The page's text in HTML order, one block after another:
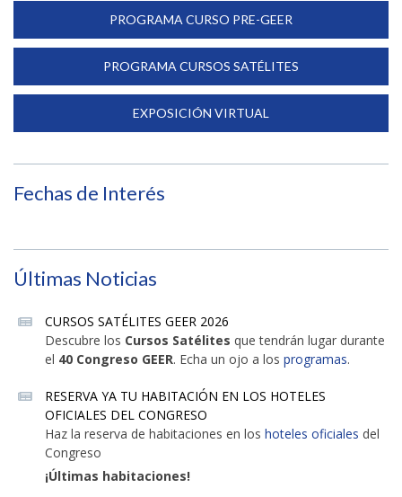
PROGRAMA CURSO PRE-GEER
PROGRAMA CURSOS SATÉLITES
EXPOSICIÓN VIRTUAL
Fechas de Interés
Últimas Noticias
CURSOS SATÉLITES GEER 2026
Descubre los Cursos Satélites que tendrán lugar durante
el 40 Congreso GEER. Echa un ojo a los programas.
RESERVA YA TU HABITACIÓN EN LOS HOTELES
OFICIALES DEL CONGRESO
Haz la reserva de habitaciones en los hoteles oficiales del
Congreso
¡Últimas habitaciones!